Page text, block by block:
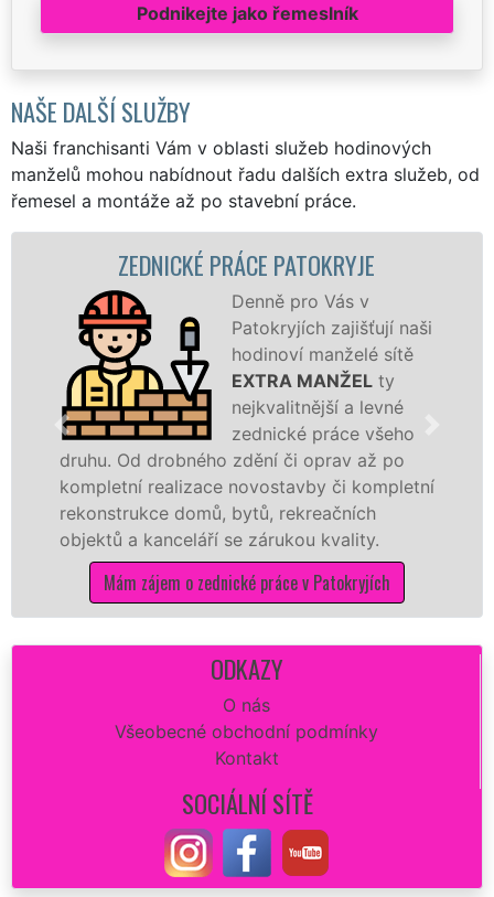
Podnikejte jako řemeslník
NAŠE DALŠÍ SLUŽBY
Naši franchisanti Vám v oblasti služeb hodinových
manželů mohou nabídnout řadu dalších extra služeb, od
řemesel a montáže až po stavební práce.
ZEDNICKÉ PRÁCE PATOKRYJE
Denně pro Vás v
Patokryjích zajišťují naši
hodinoví manželé sítě
EXTRA MANŽELty
nejkvalitnější a levné
zednické práce všeho
druhu. Od drobného zdění či oprav až po
kompletní realizace novostavby či kompletní
rekonstrukce domů, bytů, rekreačních
objektů a kanceláří se zárukou kvality.
Mám zájem o zednické práce v Patokryjích
ODKAZY
O nás
Všeobecné obchodní podmínky
Kontakt
SOCIÁLNÍ SÍTĚ